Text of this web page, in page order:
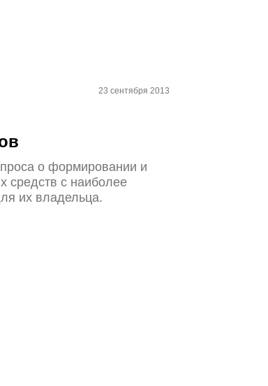
23 сентября 2013
о формировании и
средств с наиболее
их владельца.